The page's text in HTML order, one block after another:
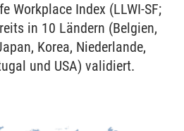
Workplace Index (LLWI-SF;
in 10 Ländern (Belgien,
Korea, Niederlande,
und USA) validiert.